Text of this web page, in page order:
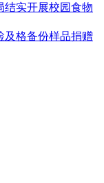
结实开展校园食物
及格备份样品捐赠